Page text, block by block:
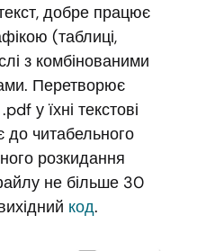
добре працює
(таблиці,
з комбінованими
Перетворює
у їхні текстові
до читабельного
розкидання
не більше 30
код.